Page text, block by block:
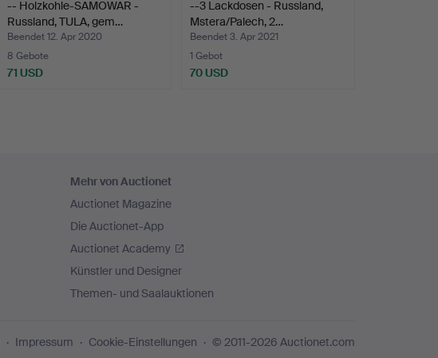
-- Holzkohle-SAMOWAR -
Russland, TULA, gem…
Beendet 12. Apr 2020
8 Gebote
71 USD
--3 Lackdosen - Russland,
Mstera/Palech, 2…
Beendet 3. Apr 2021
1 Gebot
70 USD
Mehr von Auctionet
Auctionet Magazine
Die Auctionet-App
Auctionet Academy
Künstler und Designer
Themen- und Saalauktionen
Impressum Cookie-Einstellungen © 2011-2026 Auctionet.com